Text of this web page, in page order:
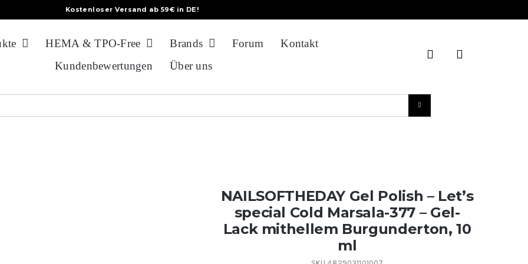
Kostenloser Versand ab 59€ in DE!
HEMA & TPO-Free Brands Forum
Kontakt
Kundenbewertungen
Über uns
NAILSOFTHEDAY Gel Polish – Let’s
special Cold Marsala-377 – Gel-
Lack mithellem Burgunderton, 10
ml